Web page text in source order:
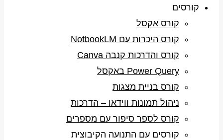
קורסים
קורס אקסל
קורס היכרות עם NotbookLM
קורס והדרכות קנבה Canva
Power Query באקסל
קורס בניית מצגות
ניהול תמונות ווידאו – הדרכות
קורס לספר סיפור עם מספרים
קורסים עם התנועה הקיבוצית